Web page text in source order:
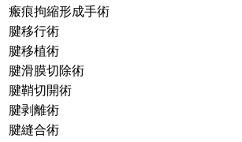
瘢痕拘縮形成手術
腱移行術
腱移植術
腱滑膜切除術
腱鞘切開術
腱剥離術
腱縫合術